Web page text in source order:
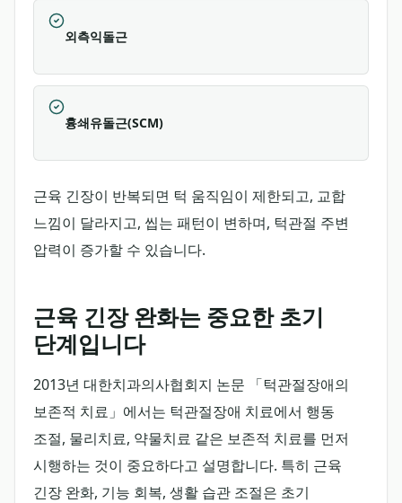
외측익돌근
흉쇄유돌근(SCM)
근육 긴장이 반복되면 턱 움직임이 제한되고, 교합
느낌이 달라지고, 씹는 패턴이 변하며, 턱관절 주변
압력이 증가할 수 있습니다.
근육 긴장 완화는 중요한 초기
단계입니다
2013년 대한치과의사협회지 논문 「턱관절장애의
보존적 치료」에서는 턱관절장애 치료에서 행동
조절, 물리치료, 약물치료 같은 보존적 치료를 먼저
시행하는 것이 중요하다고 설명합니다. 특히 근육
긴장 완화, 기능 회복, 생활 습관 조절은 초기